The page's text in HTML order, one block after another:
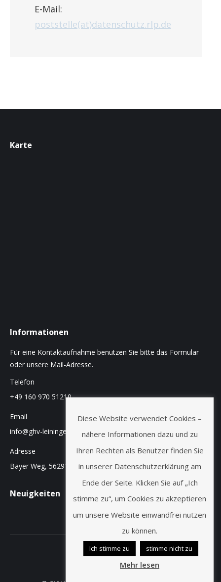
E-Mail:
poststelle(at)datenschutz.rlp.de
Karte
Informationen
Für eine Kontaktaufnahme benutzen Sie bitte das Formular
oder unsere Mail-Adresse.
Telefon
+49 160 970 51210
Email
info@ghv-leiningen.de
Adresse
Bayer Weg, 56291 Leiningen
Neuigkeiten
Diese Website verwendet Cookies –
nähere Informationen dazu und zu
Ihren Rechten als Benutzer finden Sie
in unserer Datenschutzerklärung am
Ende der Seite. Klicken Sie auf „Ich
stimme zu“, um Cookies zu akzeptieren
um unsere Website einwandfrei nutzen
zu können.
Ich stimme zu stimme nicht zu
Mehr lesen